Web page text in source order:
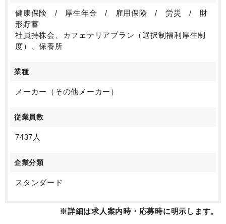
健康保険 / 厚生年金 / 雇用保険 / 労災 / 財
形貯蓄
社員持株会、カフェテリアプラン（選択制福利厚生制
度）、保養所
業種
メーカー（その他メーカー）
従業員数
7437人
企業分類
スタンダード
※詳細は求人案内時・応募時に明示します。